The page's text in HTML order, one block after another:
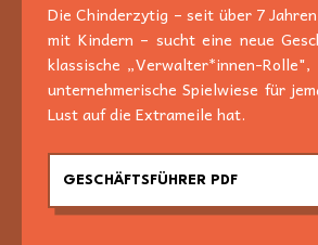
Die Chinderzytig – seit über 7
mit Kindern – sucht eine neue
klassische „Verwalter*innen-
unternehmerische Spielwiese für
Lust auf die Extrameile hat.
GESCHÄFTSFÜHRER PDF